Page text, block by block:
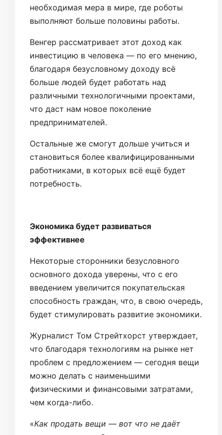
необходимая мера в мире, где роботы
выполняют больше половины работы.
Венгер рассматривает этот доход как
инвестицию в человека — по его мнению,
благодаря безусловному доходу всё
больше людей будет работать над
различными технологичными проектами,
что даст нам новое поколение
предпринимателей.
Остальные же смогут дольше учиться и
становиться более квалифицированными
работниками, в которых всё ещё будет
потребность.
Экономика будет развиваться
эффективнее
Некоторые сторонники безусловного
основного дохода уверены, что с его
введением увеличится покупательская
способность граждан, что, в свою очередь,
будет стимулировать развитие экономики.
Журналист Том Стрейтхорст утверждает,
что благодаря технологиям на рынке нет
проблем с предложением — сегодня вещи
можно делать с наименьшими
физическими и финансовыми затратами,
чем когда-либо.
«Как продать вещи — вот что не даёт